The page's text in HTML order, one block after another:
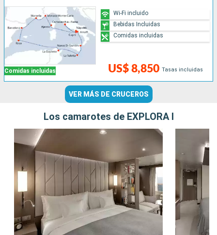
Comidas incluidas US$ 8,850 Tasas incluidas
Wi-Fi incluido
Bebidas Incluidas
Comidas incluidas
VER MÁS DE CRUCEROS
Los camarotes de EXPLORA I